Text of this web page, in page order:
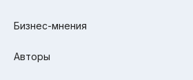
Бизнес-мнения
Авторы